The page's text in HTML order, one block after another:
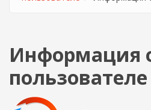
Информация
пользователе